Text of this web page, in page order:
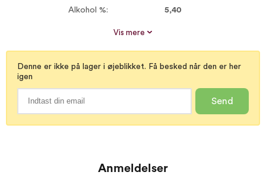
Alkohol %: 5,40
Vis mere
Denne er ikke på lager i øjeblikket. Få besked når den er her
igen
Send
Anmeldelser